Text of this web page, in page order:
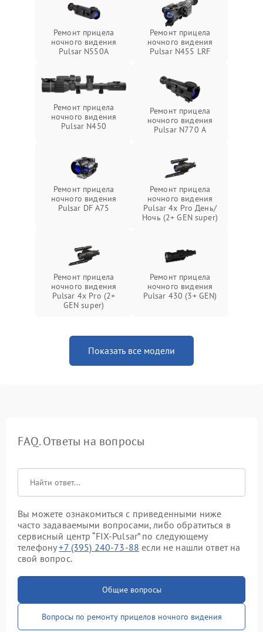
Ремонт прицела
ночного видения
Pulsar N550A
Ремонт прицела
ночного видения
Pulsar N455 LRF
Ремонт прицела
ночного видения
Pulsar N450
Ремонт прицела
ночного видения
Pulsar N770 А
Ремонт прицела
ночного видения
Pulsar DF A75
Ремонт прицела
ночного видения
Pulsar 4x Pro День/
Ночь (2+ GEN super)
Ремонт прицела
ночного видения
Pulsar 4x Pro (2+
GEN super)
Ремонт прицела
ночного видения
Pulsar 430 (3+ GEN)
Показать все модели
FAQ. Ответы на вопросы
Вы можете ознакомиться с приведенными ниже
часто задаваемыми вопросами, либо обратиться в
сервисный центр “FIX-Pulsar” по следующему
телефону+7 (395) 240-73-88 если не нашли ответ на
свой вопрос.
Общие вопросы
Вопросы по ремонту прицелов ночного видения